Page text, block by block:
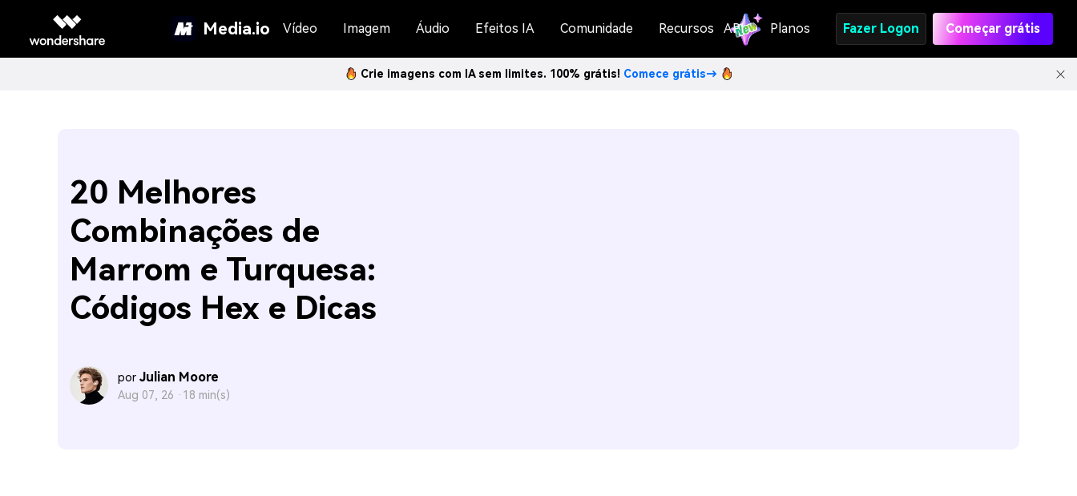
Media.io Vídeo Imagem Áudio Efeitos IA Comunidade Recursos API Planos Fazer Logon Começar grátis
Crie imagens com IA sem limites. 100% grátis! Comece grátis→
20 Melhores
Combinações de
Marrom e Turquesa:
Códigos Hex e Dicas
por Julian Moore
Aug 07, 26 · 18 min(s)